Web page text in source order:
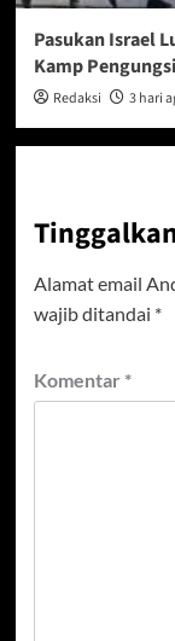
Pasukan Israel
Kamp
Redaksi 3 hari
Alamat email
wajib ditandai *
Komentar *